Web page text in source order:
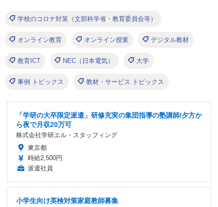
学校のコロナ対策（文部科学省・教育委員会等）
オンライン教育 オンライン授業 デジタル教材
教育ICT NEC（日本電気） 大学
事例 トピックス 教材・サービス トピックス
「学研の大卒限定派遣」研修充実の集団指導の塾講師/夕方か
ら夜で月収20万可
株式会社学研エル・スタッフィング
東京都
時給2,500円
派遣社員
小学生向け英検対策家庭教師募集